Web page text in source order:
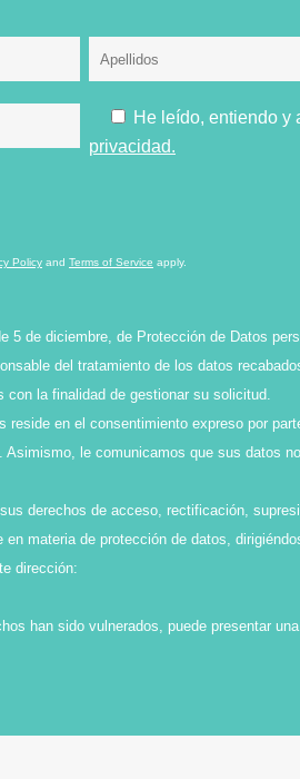
He leído, entiendo y
privacidad.
Policy and Terms of Service apply.
5 de diciembre, de Protección de Datos
del tratamiento de los datos
con la finalidad de gestionar su solicitud.
reside en el consentimiento expreso por
le comunicamos que sus datos
derechos de acceso, rectificación,
materia de protección de datos,
dirección:
han sido vulnerados, puede presentar